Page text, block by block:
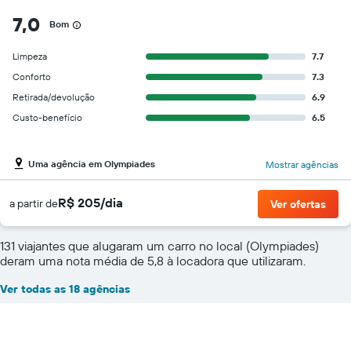
7,0 Bom
Limpeza
7.7
Conforto
7.3
Retirada/devolução
6.9
Custo-benefício
6.5
Uma agência em Olympiades Mostrar agências
a partir deR$ 205/dia Ver ofertas
131 viajantes que alugaram um carro no local (Olympiades)
deram uma nota média de 5,8 à locadora que utilizaram.
Ver todas as 18 agências